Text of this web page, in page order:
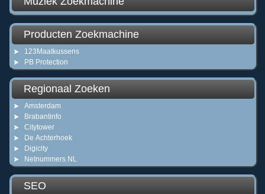
Producten Zoekmachine
123Maatkussens
PB Protection
Regionaal Zoeken
Amsterdam
Brabantinfo
Citytower
De Achterhoek
Digicity
Netnummers NL
SEO